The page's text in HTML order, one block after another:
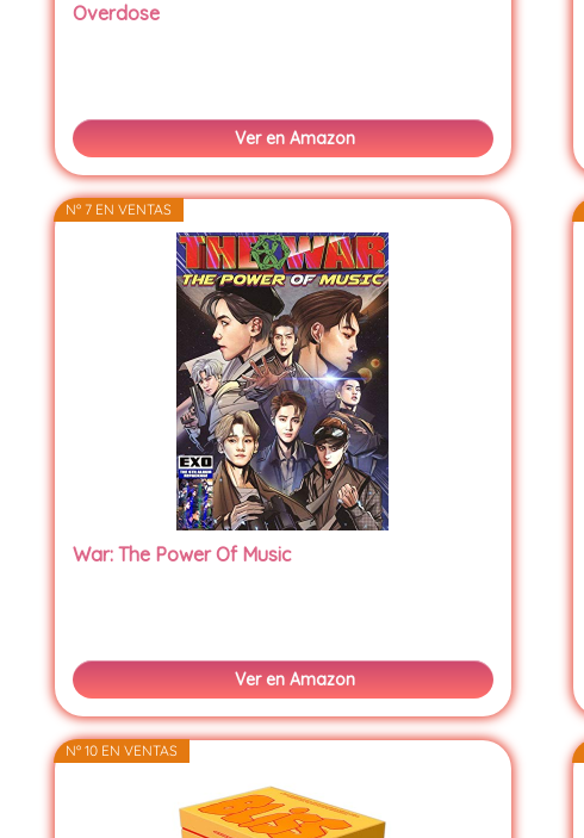
Overdose
Ver en Amazon
Nº 7 EN VENTAS
War: The Power Of Music
Ver en Amazon
Nº 10 EN VENTAS